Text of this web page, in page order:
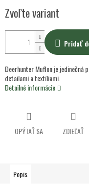
cena:
Zvoľte variant
Pridať
Deerhunter Muflon je jedinečná
detailami a textíliami.
Detailné informácie
OPÝTAŤ SA ZDIEĽAŤ
Popis